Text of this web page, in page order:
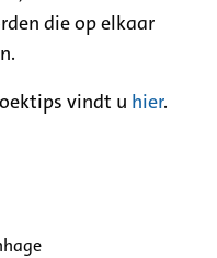
die op elkaar
vindt u hier.